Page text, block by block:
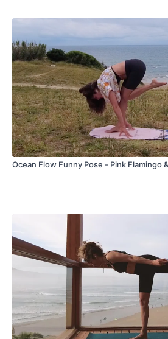
Ocean Flow Funny Pose - Pink Flamingo